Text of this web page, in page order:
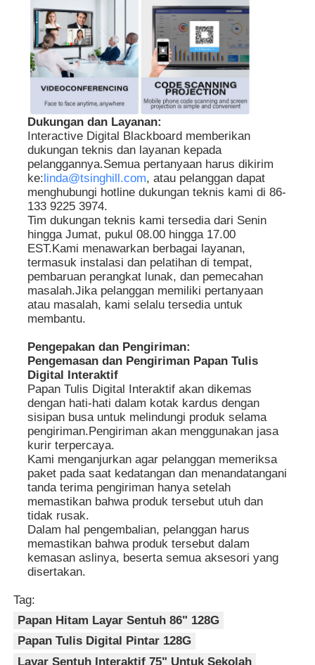
Dukungan dan Layanan:
Interactive Digital Blackboard memberikan
dukungan teknis dan layanan kepada
pelanggannya.Semua pertanyaan harus dikirim
ke: linda@tsinghill.com, atau pelanggan dapat
menghubungi hotline dukungan teknis kami di 86-
133 9225 3974.
Tim dukungan teknis kami tersedia dari Senin
hingga Jumat, pukul 08.00 hingga 17.00
EST.Kami menawarkan berbagai layanan,
termasuk instalasi dan pelatihan di tempat,
pembaruan perangkat lunak, dan pemecahan
masalah.Jika pelanggan memiliki pertanyaan
atau masalah, kami selalu tersedia untuk
membantu.
Pengepakan dan Pengiriman:
Pengemasan dan Pengiriman Papan Tulis
Digital Interaktif
Papan Tulis Digital Interaktif akan dikemas
dengan hati-hati dalam kotak kardus dengan
sisipan busa untuk melindungi produk selama
pengiriman.Pengiriman akan menggunakan jasa
kurir terpercaya.
Kami menganjurkan agar pelanggan memeriksa
paket pada saat kedatangan dan menandatangani
tanda terima pengiriman hanya setelah
memastikan bahwa produk tersebut utuh dan
tidak rusak.
Dalam hal pengembalian, pelanggan harus
memastikan bahwa produk tersebut dalam
kemasan aslinya, beserta semua aksesori yang
disertakan.
Tag:
Papan Hitam Layar Sentuh 86" 128G
Papan Tulis Digital Pintar 128G
Layar Sentuh Interaktif 75" Untuk Sekolah